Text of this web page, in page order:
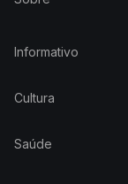
Informativo
Cultura
Saúde